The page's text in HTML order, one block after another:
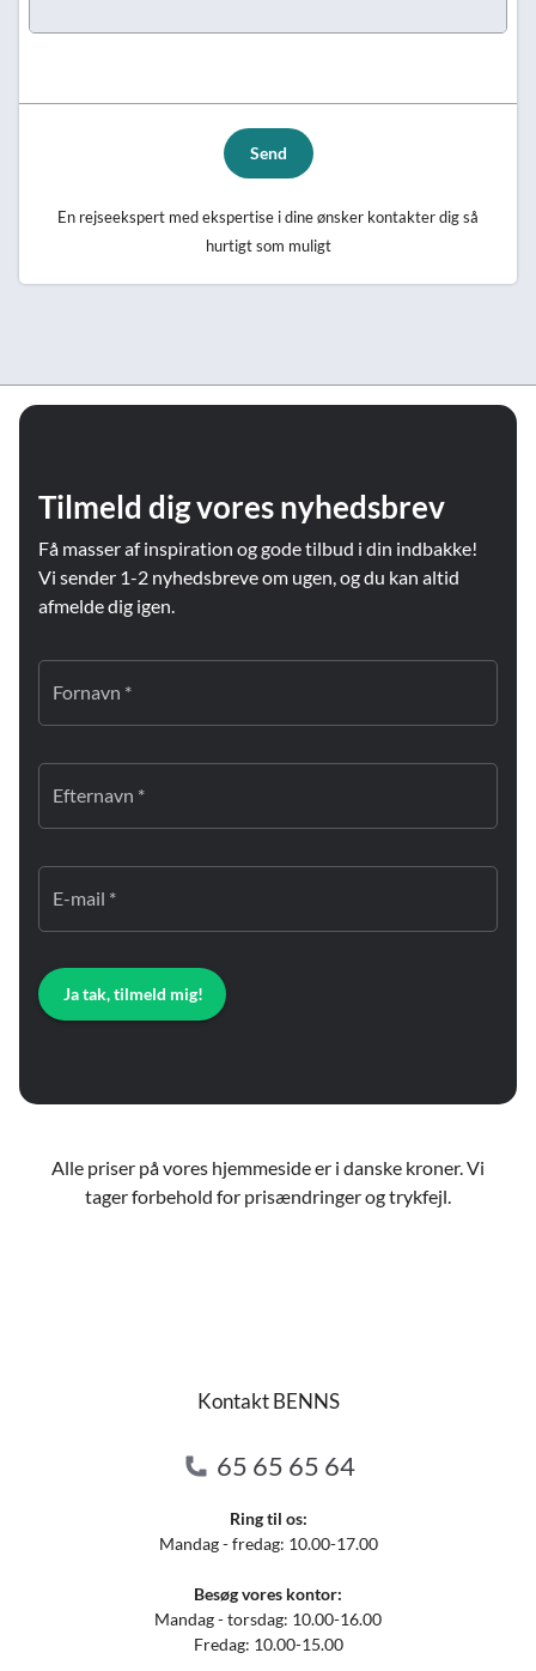
Send
En rejseekspert med ekspertise i dine ønsker kontakter dig så
hurtigt som muligt
Tilmeld dig vores nyhedsbrev
Få masser af inspiration og gode tilbud i din indbakke!
Vi sender 1-2 nyhedsbreve om ugen, og du kan altid
afmelde dig igen.
Fornavn *
Efternavn *
E-mail *
Ja tak, tilmeld mig!
Alle priser på vores hjemmeside er i danske kroner. Vi
tager forbehold for prisændringer og trykfejl.
Kontakt BENNS
65 65 65 64
Ring til os:
Mandag - fredag: 10.00-17.00
Besøg vores kontor:
Mandag - torsdag: 10.00-16.00
Fredag: 10.00-15.00